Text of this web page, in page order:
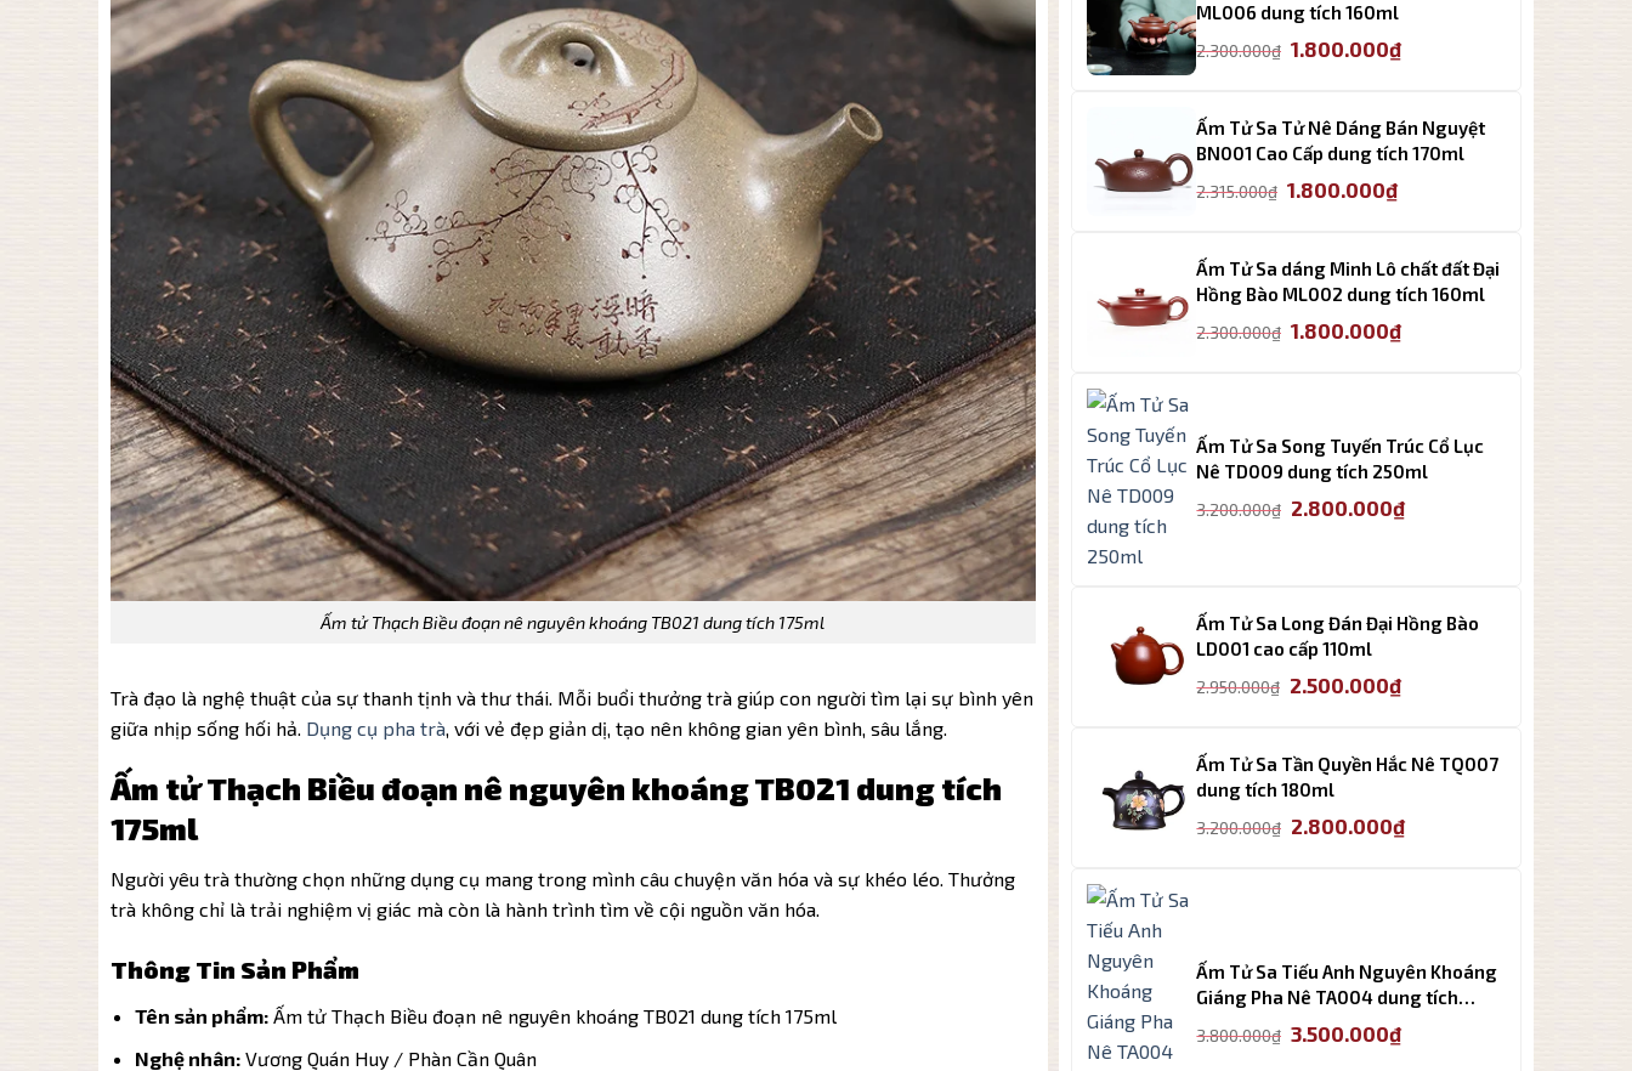
Ấm tử Thạch Biều đoạn nê nguyên khoáng TB021 dung tích 175ml
Trà đạo là nghệ thuật của sự thanh tịnh và thư thái. Mỗi buổi thưởng trà giúp con người tìm lại sự bình yên
giữa nhịp sống hối hả. Dụng cụ pha trà , với vẻ đẹp giản dị, tạo nên không gian yên bình, sâu lắng.
Ấm tử Thạch Biều đoạn nê nguyên khoáng TB021 dung tích
175ml
Người yêu trà thường chọn những dụng cụ mang trong mình câu chuyện văn hóa và sự khéo léo. Thưởng
trà không chỉ là trải nghiệm vị giác mà còn là hành trình tìm về cội nguồn văn hóa.
Thông Tin Sản Phẩm
Tên sản phẩm: Ấm tử Thạch Biều đoạn nê nguyên khoáng TB021 dung tích 175ml
Nghệ nhân: Vương Quán Huy / Phàn Cần Quân
ML006 dung tích 160ml
2.300.000₫ Giá
2.300.000₫.
1.800.000₫Giá
là:
1.800.000₫.
Ấm Tử Sa Tử Nê Dáng Bán Nguyệt
BN001 Cao Cấp dung tích 170ml
2.315.000₫ Giá
2.315.000₫.
1.800.000₫Giá
là:
1.800.000₫.
Ấm Tử Sa dáng Minh Lô chất đất Đại
Hồng Bào ML002 dung tích 160ml
2.300.000₫ Giá
1.800.000₫Giá
1.800.000₫.
Ấm Tử Sa Song Tuyến Trúc Cổ Lục
Nê TD009 dung tích 250ml
3.200.000₫ Giá
2.800.000₫Giá
2.800.000₫.
Ấm Tử Sa Long Đán Đại Hồng Bào
LD001 cao cấp 110ml
2.950.000₫ Giá
2.950.000₫.
2.500.000₫Giá
là:
Ấm Tử Sa Tần Quyền Hắc Nê TQ007
dung tích 180ml
3.200.000₫ Giá
2.800.000₫Giá
Ấm Tử Sa Tiếu Anh Nguyên Khoáng
Giáng Pha Nê TA004 dung tích
3.800.000₫ Giá
3.500.000₫Giá